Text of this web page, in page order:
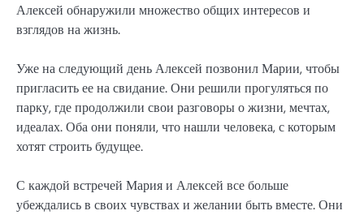
Алексей обнаружили множество общих интересов и
взглядов на жизнь.
Уже на следующий день Алексей позвонил Марии, чтобы
пригласить ее на свидание. Они решили прогуляться по
парку, где продолжили свои разговоры о жизни, мечтах,
идеалах. Оба они поняли, что нашли человека, с которым
хотят строить будущее.
С каждой встречей Мария и Алексей все больше
убеждались в своих чувствах и желании быть вместе. Они